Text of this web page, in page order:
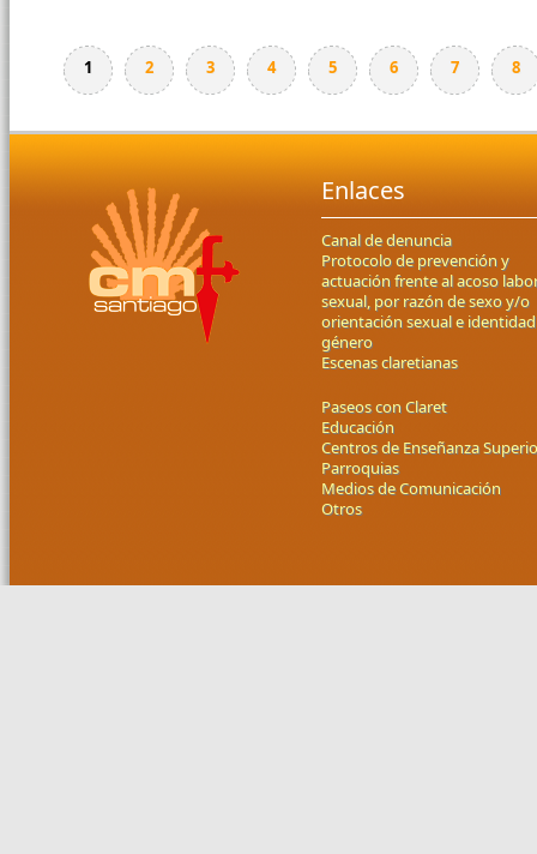
Páginas
1 2 3 4 5 6 7 8
Enlaces
Canal de denuncia
Protocolo de prevención y
actuación frente al acoso
sexual, por razón de sexo y/o
orientación sexual e
género
Escenas claretianas
Paseos con Claret
Educación
Centros de Enseñanza
Parroquias
Medios de Comunicación
Otros